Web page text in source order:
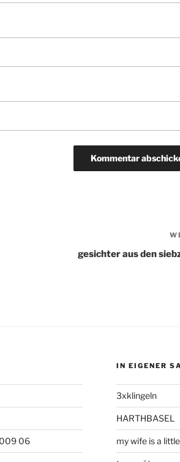
gesichter aus den
06
IN EIGENER
3xklingeln
HARTHBASEL
my wife is a